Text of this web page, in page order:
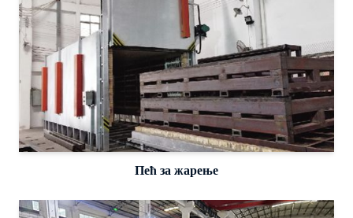
Пећ за жарење